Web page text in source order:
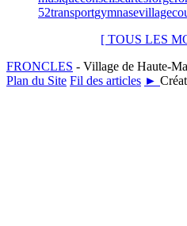
52transportgymnasevillage
[ TOUS LES
FRONCLES - Village de Haute-
Plan du Site Fil des articles ►